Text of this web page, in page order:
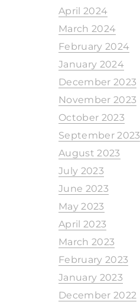
April 2024
March 2024
February 2024
January 2024
December 2023
November 2023
October 2023
September 2023
August 2023
July 2023
June 2023
May 2023
April 2023
March 2023
February 2023
January 2023
December 2022